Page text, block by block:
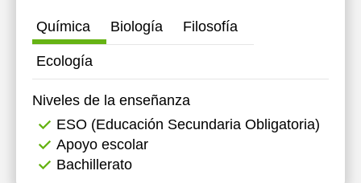
Química Biología Filosofía
Ecología
Niveles de la enseñanza
ESO (Educación Secundaria Obligatoria)
Apoyo escolar
Bachillerato